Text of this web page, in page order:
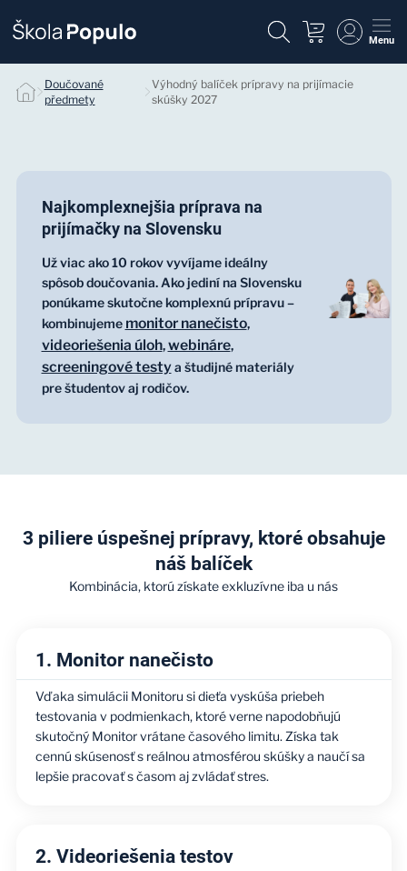
Menu
Doučované
předmety
Výhodný balíček prípravy na prijímacie
skúšky 2027
Najkomplexnejšia príprava na
prijímačky na Slovensku
Už viac ako 10 rokov vyvíjame ideálny
spôsob doučovania. Ako jediní na Slovensku
ponúkame skutočne komplexnú prípravu –
kombinujeme monitor nanečisto,
videoriešenia úloh,webináre,
screeningové testya študijné materiály
pre študentov aj rodičov.
3 piliere úspešnej prípravy, ktoré obsahuje
náš balíček
Kombinácia, ktorú získate exkluzívne iba u nás
1. Monitor nanečisto
Vďaka simulácii Monitoru si dieťa vyskúša priebeh
testovania v podmienkach, ktoré verne napodobňujú
skutočný Monitor vrátane časového limitu. Získa tak
cennú skúsenosť s reálnou atmosférou skúšky a naučí sa
lepšie pracovať s časom aj zvládať stres.
2. Videoriešenia testov